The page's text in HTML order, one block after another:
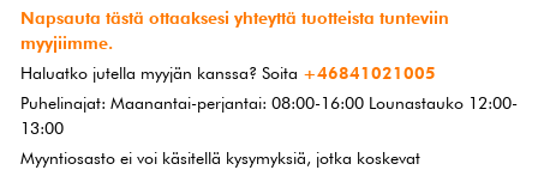
Napsauta tästä ottaaksesi yhteyttä tuotteista tunteviin
myyjiimme.
Haluatko jutella myyjän kanssa? Soita +46841021005
Puhelinajat: Maanantai-perjantai: 08:00-16:00 Lounastauko 12:00-
13:00
Myyntiosasto ei voi käsitellä kysymyksiä, jotka koskevat